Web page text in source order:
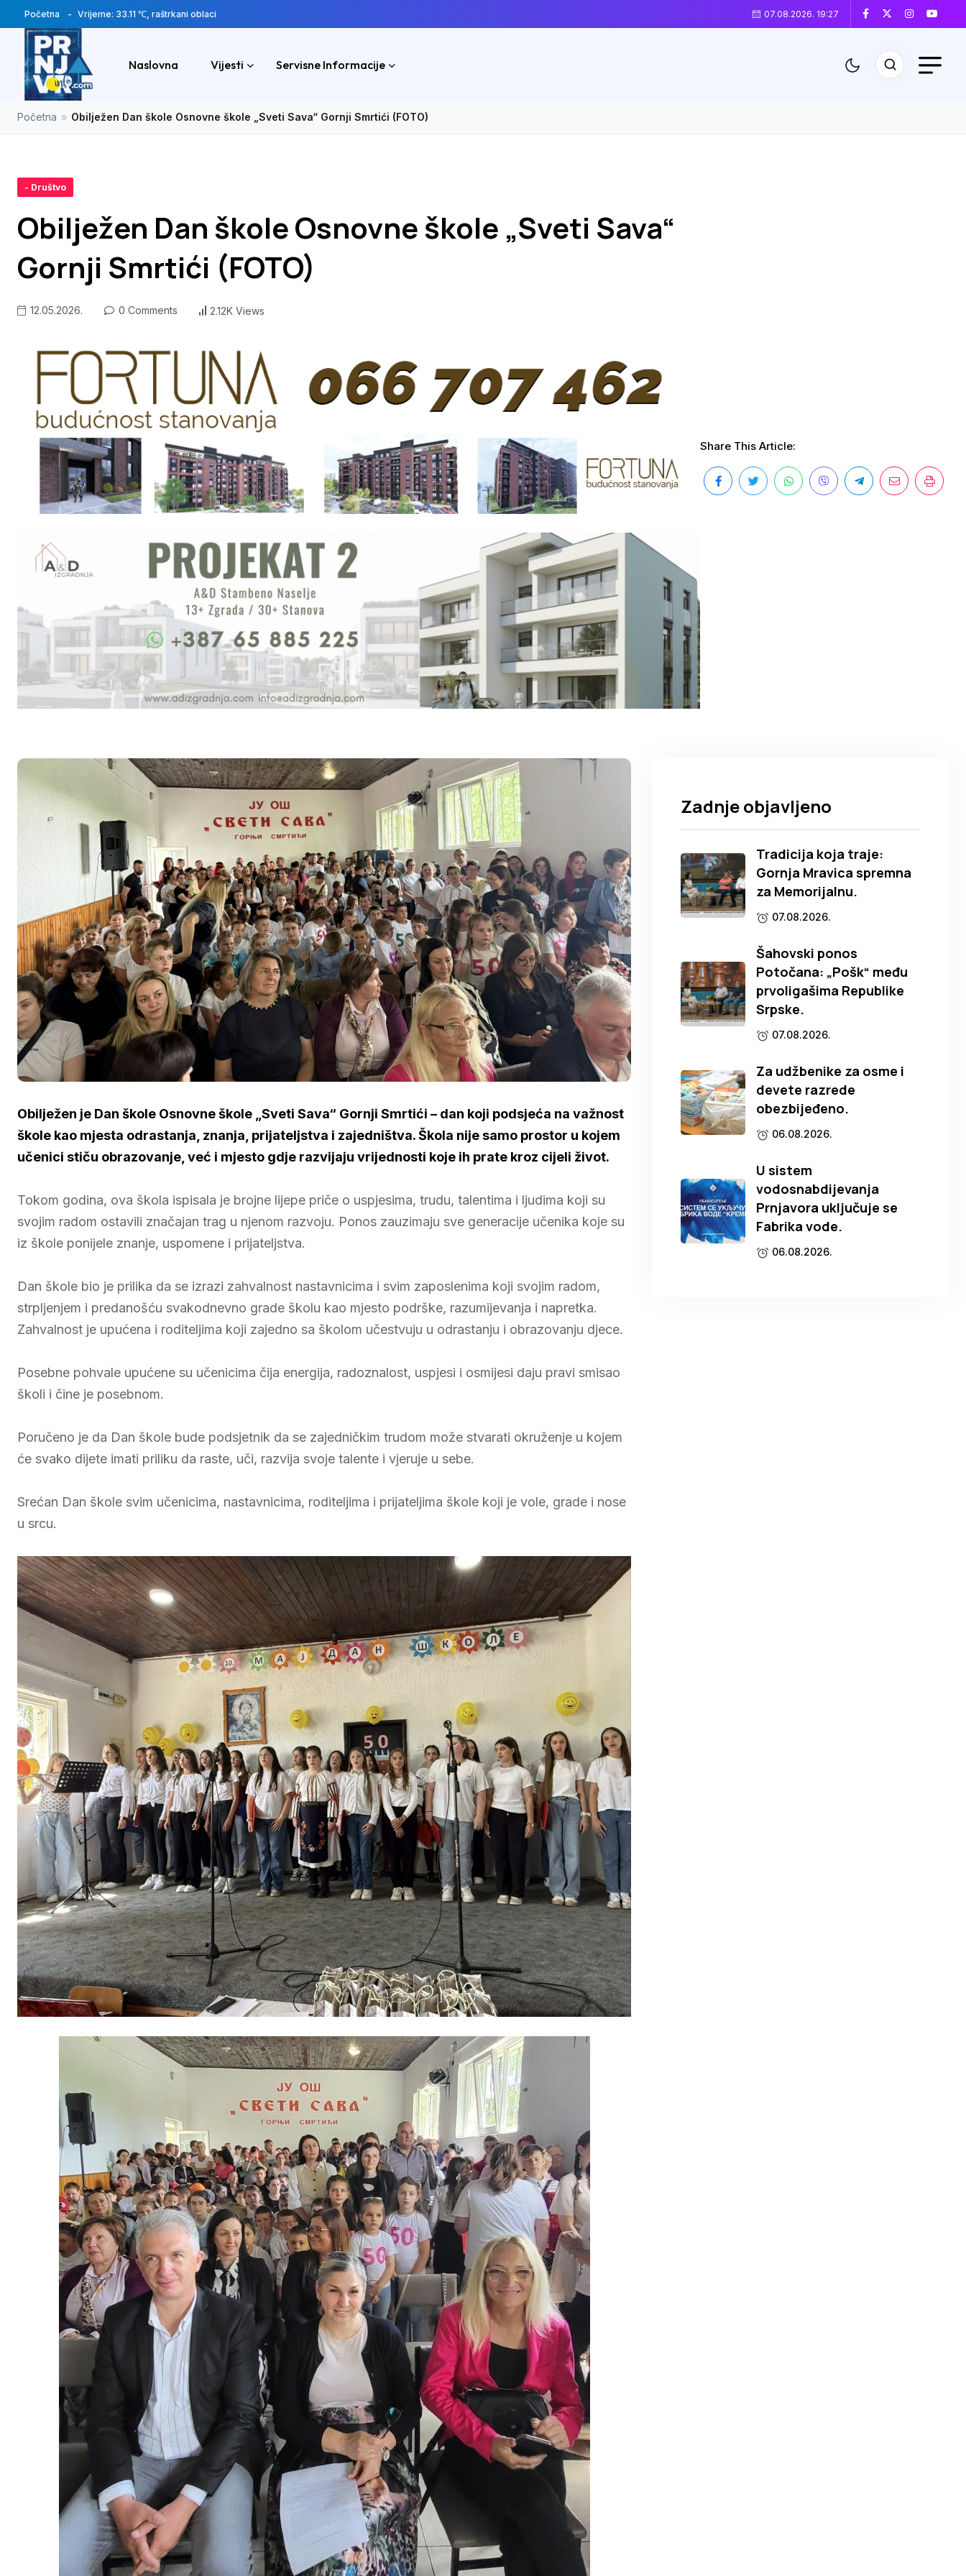
Početna Vrijeme: 33.11 ℃, raštrkani oblaci 07.08.2026. 19:27
Naslovna Vijesti Servisne Informacije
Početna » Obilježen Dan škole Osnovne škole „Sveti Sava“ Gornji Smrtići (FOTO)
- Društvo
Obilježen Dan škole Osnovne škole „Sveti Sava“
Gornji Smrtići (FOTO)
12.05.2026. 0 Comments 2.12K Views
Share This Article:
Obilježen je Dan škole Osnovne škole „Sveti Sava“ Gornji Smrtići – dan koji podsjeća na važnost
škole kao mjesta odrastanja, znanja, prijateljstva i zajedništva. Škola nije samo prostor u kojem
učenici stiču obrazovanje, već i mjesto gdje razvijaju vrijednosti koje ih prate kroz cijeli život.
Tokom godina, ova škola ispisala je brojne lijepe priče o uspjesima, trudu, talentima i ljudima koji su
svojim radom ostavili značajan trag u njenom razvoju. Ponos zauzimaju sve generacije učenika koje su
iz škole ponijele znanje, uspomene i prijateljstva.
Dan škole bio je prilika da se izrazi zahvalnost nastavnicima i svim zaposlenima koji svojim radom,
strpljenjem i predanošću svakodnevno grade školu kao mjesto podrške, razumijevanja i napretka.
Zahvalnost je upućena i roditeljima koji zajedno sa školom učestvuju u odrastanju i obrazovanju djece.
Posebne pohvale upućene su učenicima čija energija, radoznalost, uspjesi i osmijesi daju pravi smisao
školi i čine je posebnom.
Poručeno je da Dan škole bude podsjetnik da se zajedničkim trudom može stvarati okruženje u kojem
će svako dijete imati priliku da raste, uči, razvija svoje talente i vjeruje u sebe.
Srećan Dan škole svim učenicima, nastavnicima, roditeljima i prijateljima škole koji je vole, grade i nose
u srcu.
Zadnje objavljeno
Tradicija koja traje:
Gornja Mravica spremna
za Memorijalnu.
07.08.2026.
Šahovski ponos
Potočana: „Pošk“ među
prvoligašima Republike
Srpske.
07.08.2026.
Za udžbenike za osme i
devete razrede
obezbijeđeno.
06.08.2026.
U sistem
vodosnabdijevanja
Prnjavora uključuje se
Fabrika vode.
06.08.2026.